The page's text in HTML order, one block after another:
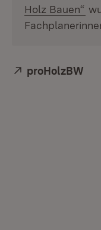
Holz Bauen“
Extern:
proHolzBW